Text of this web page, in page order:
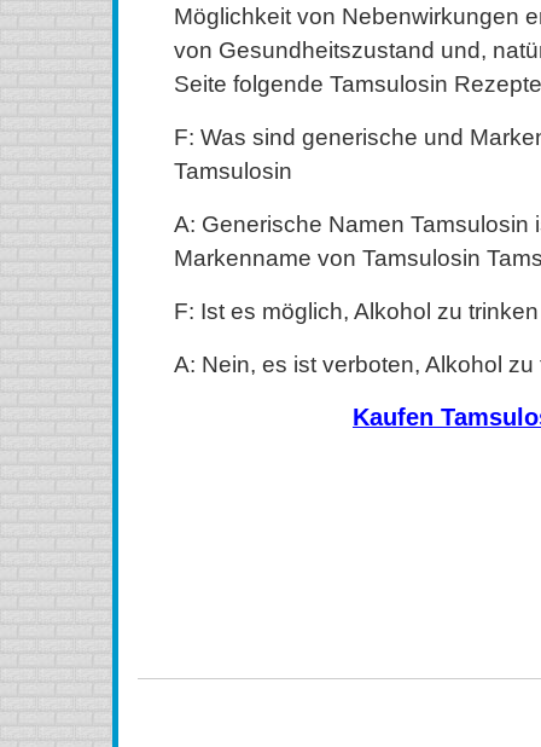
Möglichkeit von Nebenwirkungen
von Gesundheitszustand und,
Seite folgende Tamsulosin
F: Was sind generische und
Tamsulosin
A: Generische Namen Tamsulosin
Markenname von Tamsulosin
F: Ist es möglich, Alkohol zu trinken
A: Nein, es ist verboten, Alkohol zu
Kaufen